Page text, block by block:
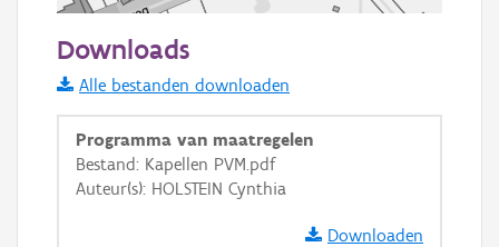
Informatie Vlaanderen
i
+ −
Downloads
Alle bestanden downloaden
Programma van maatregelen
Bestand: Kapellen PVM.pdf
Auteur(s): HOLSTEIN Cynthia
Downloaden